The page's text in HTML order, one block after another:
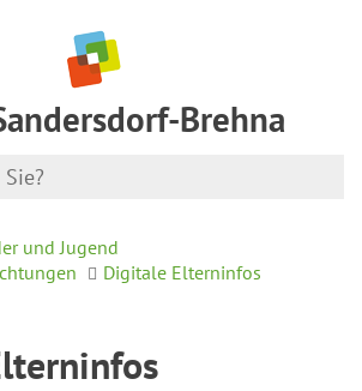
Brehna
und Jugend
Digitale Elterninfos